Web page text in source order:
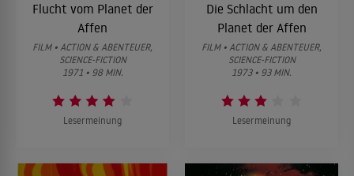
Flucht vom Planet der
Affen
FILM • ACTION & ABENTEUER,
SCIENCE-FICTION
1971 • 98 MIN.
Lesermeinung
Die Schlacht um den
Planet der Affen
FILM • ACTION & ABENTEUER,
SCIENCE-FICTION
1973 • 93 MIN.
Lesermeinung